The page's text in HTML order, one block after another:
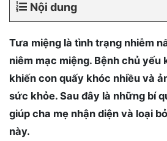
Nội dung
Tưa miệng là tình trạng nhiễm
niêm mạc miệng. Bệnh chủ yếu
khiến con quấy khóc nhiều và
sức khỏe. Sau đây là những bí
giúp cha mẹ nhận diện và loại
này.